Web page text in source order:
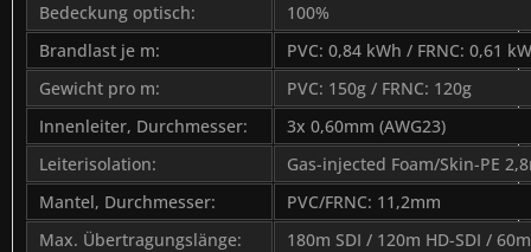
Bedeckung optisch:
100%
Brandlast je m:
PVC: 0,84 kWh / FRNC: 0,61
Gewicht pro m:
PVC: 150g / FRNC: 120g
Innenleiter, Durchmesser:
3x 0,60mm (AWG23)
Leiterisolation:
Gas-injected Foam/Skin-PE
Mantel, Durchmesser:
PVC/FRNC: 11,2mm
Max. Übertragungslänge:
180m SDI / 120m HD-SDI /